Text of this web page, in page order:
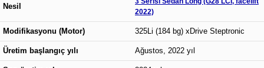
Nesil
2022)
Modifikasyonu (Motor) 325Li (184 bg) xDrive Steptronic
Üretim başlangıç yılı Ağustos, 2022 yıl